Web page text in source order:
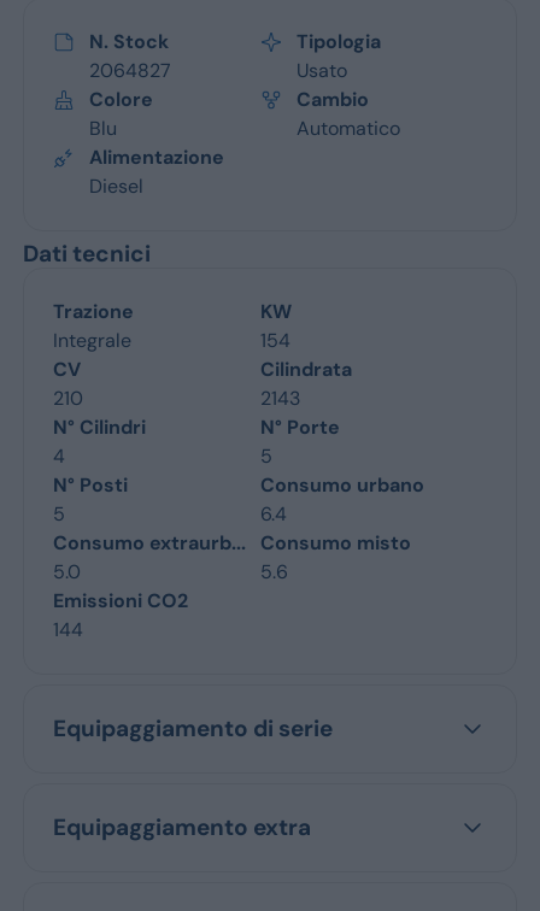
N. Stock
2064827
Tipologia
Usato
Colore
Blu
Cambio
Automatico
Alimentazione
Diesel
Dati tecnici
Trazione
Integrale
KW
154
CV
210
Cilindrata
2143
N° Cilindri
4
N° Porte
5
N° Posti
5
Consumo urbano
6.4
Consumo extraurb...
5.0
Consumo misto
5.6
Emissioni CO2
144
Equipaggiamento di serie
Equipaggiamento extra